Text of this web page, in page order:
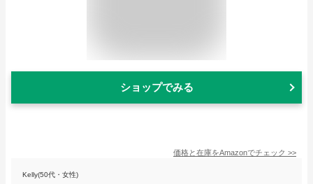
ショップでみる
価格と在庫をAmazonでチェック >>
Kelly(50代・女性)